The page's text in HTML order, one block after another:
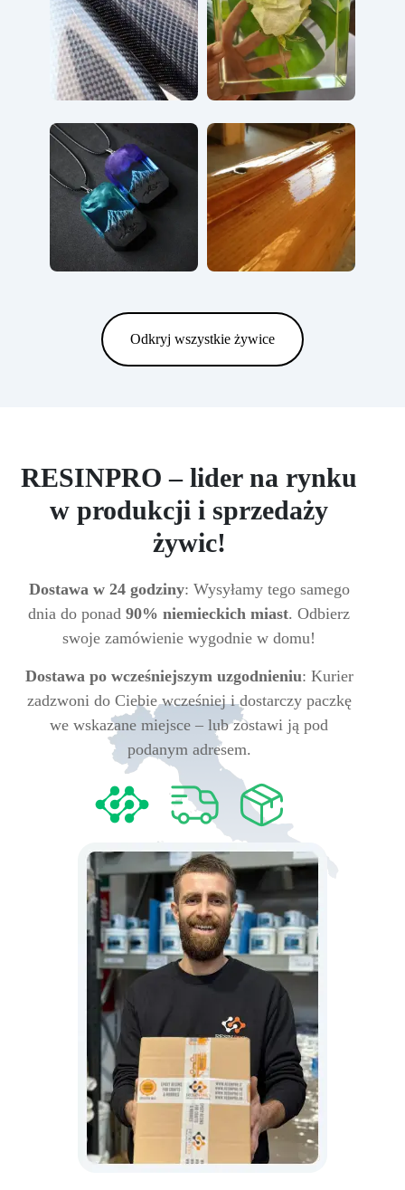
Odkryj wszystkie żywice
RESINPRO – lider na rynku
w produkcji i sprzedaży
żywic!
Dostawa w 24 godziny: Wysyłamy tego samego
dnia do ponad 90% niemieckich miast. Odbierz
swoje zamówienie wygodnie w domu!
Dostawa po wcześniejszym uzgodnieniu: Kurier
zadzwoni do Ciebie wcześniej i dostarczy paczkę
we wskazane miejsce – lub zostawi ją pod
podanym adresem.